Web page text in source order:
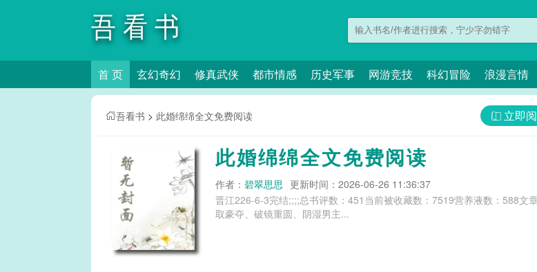
吾看书
首 页 玄幻奇幻 修真武侠 都市情感 历史军事 网游竞技 科幻冒险 浪漫言情
吾看书 > 此婚绵绵全文免费阅读 立即
此婚绵绵全文免费阅读
作者： 碧翠思思 更新时间：2026-06-26 11:36:37
晋江226-6-3完结;;;;总书评数：451当前被收藏数：7519营养液数：588
取豪夺、破镜重圆、阴湿男主...